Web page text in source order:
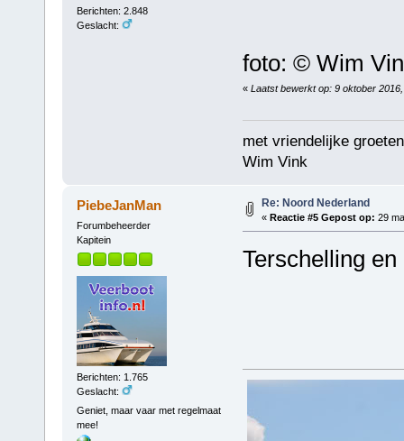
Berichten: 2.848
Geslacht:
foto: © Wim
« Laatst bewerkt op: 9 oktober
met vriendelijke
Wim Vink
PiebeJanMan
Forumbeheerder
Kapitein
Berichten: 1.765
Geslacht:
Geniet, maar vaar met regelmaat
mee!
Re: Noord Nederland
« Reactie #5 Gepost op: 29
Terschelling